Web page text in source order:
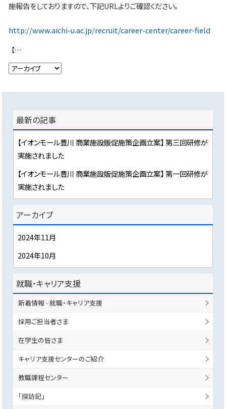
施報告をしておりますので、下記URLよりご確認ください。
http://www.aichi-u.ac.jp/recruit/career-center/career-field
【イオンモール豊川 商業施設販促施策企画立案】 第一回研修が実施されました
最新の記事
【イオンモール豊川 商業施設販促施策企画立案】 第三回研修が
実施されました
【イオンモール豊川 商業施設販促施策企画立案】 第一回研修が
実施されました
アーカイブ
2024年11月
2024年10月
就職・キャリア支援
新着情報 - 就職・キャリア支援
採用ご担当者さま
在学生の皆さま
キャリア支援センターのご紹介
教職課程センター
「探訪記」